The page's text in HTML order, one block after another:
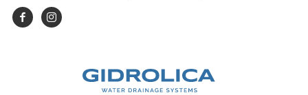
FacebookInstagram